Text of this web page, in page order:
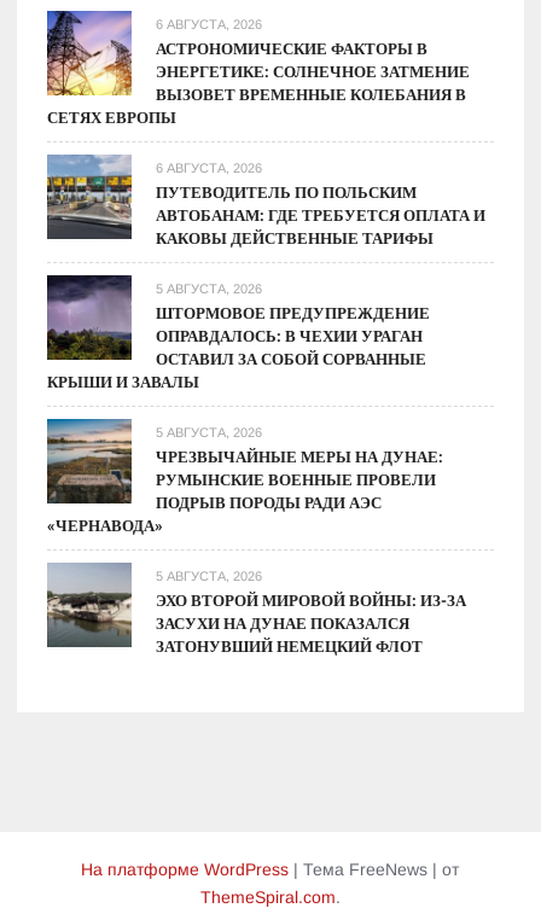
6 АВГУСТА, 2026
АСТРОНОМИЧЕСКИЕ ФАКТОРЫ В
ЭНЕРГЕТИКЕ: СОЛНЕЧНОЕ ЗАТМЕНИЕ
ВЫЗОВЕТ ВРЕМЕННЫЕ КОЛЕБАНИЯ В
СЕТЯХ ЕВРОПЫ
6 АВГУСТА, 2026
ПУТЕВОДИТЕЛЬ ПО ПОЛЬСКИМ
АВТОБАНАМ: ГДЕ ТРЕБУЕТСЯ ОПЛАТА И
КАКОВЫ ДЕЙСТВЕННЫЕ ТАРИФЫ
5 АВГУСТА, 2026
ШТОРМОВОЕ ПРЕДУПРЕЖДЕНИЕ
ОПРАВДАЛОСЬ: В ЧЕХИИ УРАГАН
ОСТАВИЛ ЗА СОБОЙ СОРВАННЫЕ
КРЫШИ И ЗАВАЛЫ
5 АВГУСТА, 2026
ЧРЕЗВЫЧАЙНЫЕ МЕРЫ НА ДУНАЕ:
РУМЫНСКИЕ ВОЕННЫЕ ПРОВЕЛИ
ПОДРЫВ ПОРОДЫ РАДИ АЭС
«ЧЕРНАВОДА»
5 АВГУСТА, 2026
ЭХО ВТОРОЙ МИРОВОЙ ВОЙНЫ: ИЗ-ЗА
ЗАСУХИ НА ДУНАЕ ПОКАЗАЛСЯ
ЗАТОНУВШИЙ НЕМЕЦКИЙ ФЛОТ
На платформе WordPress |Тема FreeNews |от
ThemeSpiral.com.